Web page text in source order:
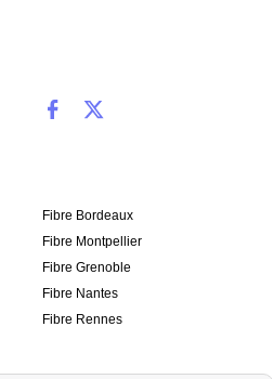
Fibre Bordeaux
Fibre Montpellier
Fibre Grenoble
Fibre Nantes
Fibre Rennes